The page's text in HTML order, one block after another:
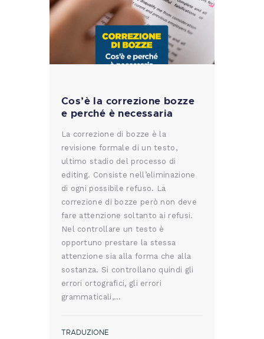
Cos’è la correzione bozze
e perché è necessaria
La correzione di bozze è la
revisione formale di un testo,
ultimo stadio del processo di
editing. Consiste nell’eliminazione
di ogni possibile refuso. La
correzione di bozze però non deve
fare attenzione soltanto ai refusi.
Nel controllare un testo è
opportuno prestare la stessa
attenzione sia alla forma che alla
sostanza. Si controllano quindi gli
errori ortografici, gli errori
grammaticali,…
TRADUZIONE